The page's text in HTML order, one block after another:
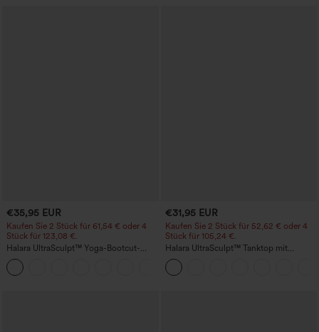
€35,95 EUR
Kaufen Sie 2 Stück für 61,54 € oder 4
Stück für 123,08 €.
Halara UltraSculpt™ Yoga-Bootcut-
Leggings mit hoher Taille,
bauchformender Unterstützung und
Tasche
€31,95 EUR
Kaufen Sie 2 Stück für 52,62 € oder 4
Stück für 105,24 €.
Halara UltraSculpt™ Tanktop mit
Rundhalsausschnitt und
geschwungenem Saum